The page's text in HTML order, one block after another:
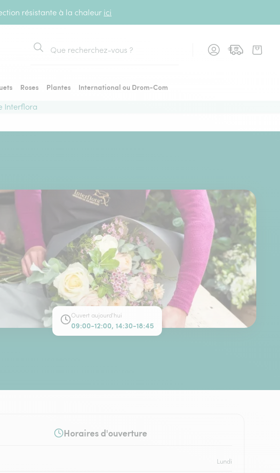
résistante à la chaleur ici
Rechercher
Roses Plantes
International ou Drom-Com
Interflora
Ouvert aujourd'hui
09:00-12:00, 14:30-18:45
Horaires d'ouverture
Lundi